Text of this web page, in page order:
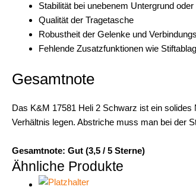
Stabilität bei unebenem Untergrund
Qualität der Tragetasche
Robustheit der Gelenke und
Fehlende Zusatzfunktionen wie
Gesamtnote
Das K&M 17581 Heli 2 Schwarz ist ein
Verhältnis legen. Abstriche muss man bei der
Gesamtnote: Gut (3,5 / 5 Sterne)
Ähnliche Produkte